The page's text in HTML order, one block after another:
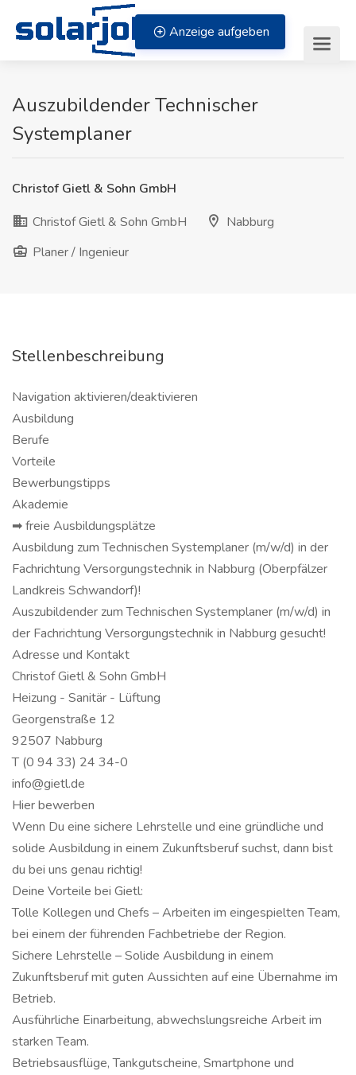
Zum Inhalt springen
Anzeige aufgeben
Auszubildender Technischer
Systemplaner
Christof Gietl & Sohn GmbH
Christof Gietl & Sohn GmbH
Nabburg
Planer / Ingenieur
Stellenbeschreibung
Navigation aktivieren/deaktivieren
Ausbildung
Berufe
Vorteile
Bewerbungstipps
Akademie
➡ freie Ausbildungsplätze
Ausbildung zum Technischen Systemplaner (m/w/d) in der
Fachrichtung Versorgungstechnik in Nabburg (Oberpfälzer
Landkreis Schwandorf)!
Auszubildender zum Technischen Systemplaner (m/w/d) in
der Fachrichtung Versorgungstechnik in Nabburg gesucht!
Adresse und Kontakt
Christof Gietl & Sohn GmbH
Heizung - Sanitär - Lüftung
Georgenstraße 12
92507 Nabburg
T (0 94 33) 24 34-0
info@gietl.de
Hier bewerben
Wenn Du eine sichere Lehrstelle und eine gründliche und
solide Ausbildung in einem Zukunftsberuf suchst, dann bist
du bei uns genau richtig!
Deine Vorteile bei Gietl:
Tolle Kollegen und Chefs – Arbeiten im eingespielten Team,
bei einem der führenden Fachbetriebe der Region.
Sichere Lehrstelle – Solide Ausbildung in einem
Zukunftsberuf mit guten Aussichten auf eine Übernahme im
Betrieb.
Ausführliche Einarbeitung, abwechslungsreiche Arbeit im
starken Team.
Betriebsausflüge, Tankgutscheine, Smartphone und